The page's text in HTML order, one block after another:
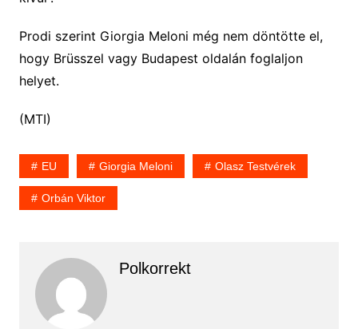
Prodi szerint Giorgia Meloni még nem döntötte el,
hogy Brüsszel vagy Budapest oldalán foglaljon
helyet.
(MTI)
EU Giorgia Meloni Olasz Testvérek
Orbán Viktor
Polkorrekt